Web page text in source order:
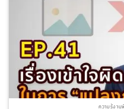
ความรู้งาน